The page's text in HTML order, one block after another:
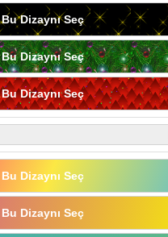
Bu Dizaynı Seç
Bu Dizaynı Seç
Bu Dizaynı Seç
Bu Dizaynı Seç
Bu Dizaynı Seç